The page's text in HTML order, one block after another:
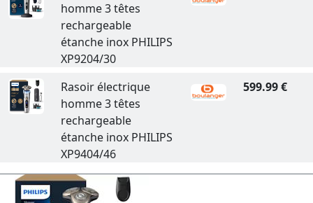
homme 3 têtes
rechargeable
étanche inox PHILIPS
XP9204/30
Rasoir électrique
homme 3 têtes
rechargeable
étanche inox PHILIPS
XP9404/46
599.99 €